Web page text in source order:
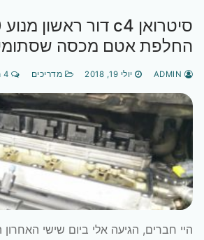
החלפת אטם מכסה
יולי 19, 2018 מדריכים
היי חברים, הגיעה אלי ביום שישי האחרון